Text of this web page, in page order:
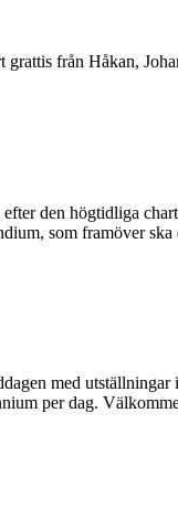
från Håkan,
den högtidliga
som framöver
med
per dag.